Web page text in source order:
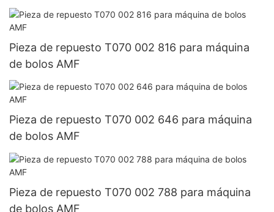
Pieza de repuesto T070 002 816 para máquina
de bolos AMF
Pieza de repuesto T070 002 646 para máquina
de bolos AMF
Pieza de repuesto T070 002 788 para máquina
de bolos AMF